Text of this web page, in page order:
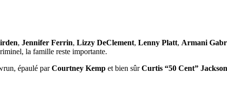
, Jennifer Ferrin, Lizzy DeClement, Lenny Platt, Armani
la famille reste importante.
épaulé parCourtney Kemp et bien sûrCurtis “50 Cent” Jackson